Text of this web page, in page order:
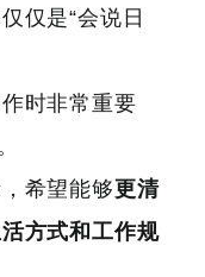
仅是“会说日
时非常重要
希望能够更清
方式和工作规